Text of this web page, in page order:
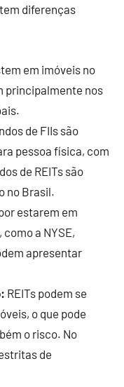
diferenças
em imóveis no
principalmente nos
de FIIs são
pessoa física, com
de REITs são
no Brasil.
estarem em
a NYSE,
apresentar
REITs podem se
o que pode
o risco. No
de